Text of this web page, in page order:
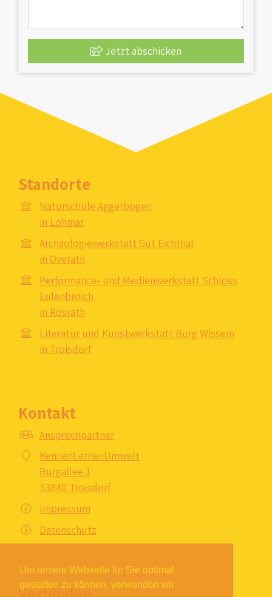
Um unsere Webseite für Sie optimal
gestalten zu können, verwenden wir
Jetzt abschicken
Standorte
Naturschule Aggerbogen
in Lohmar
Archäologiewerkstatt Gut Eichthal
in Overath
Performance- und Medienwerkstatt Schloss
Eulenbroich
in Rösrath
Literatur und Kunstwerkstatt Burg Wissem
in Troisdorf
Kontakt
Ansprechpartner
KennenLernenUmwelt
Burgallee 1
53840 Troisdorf
Impressum
Datenschutz